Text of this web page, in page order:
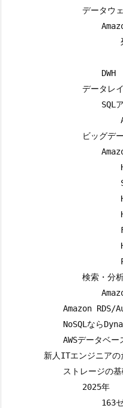
データウ
                    DWH
データレ
SQLア
ビッグデ
検索・分
Amazon RDS/
NoSQLなら
AWSデータベー
新人ITエンジニアの
ストレージの基
                2025年
163ゼ